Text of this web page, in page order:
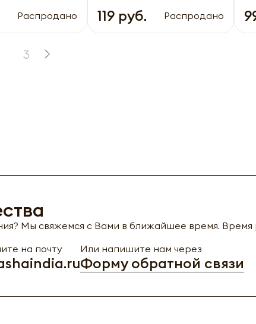
Распродано 119 руб. Распродано
3
Мы свяжемся с Вами в ближайшее время.
на почту Или напишите нам через
Форму обратной связи